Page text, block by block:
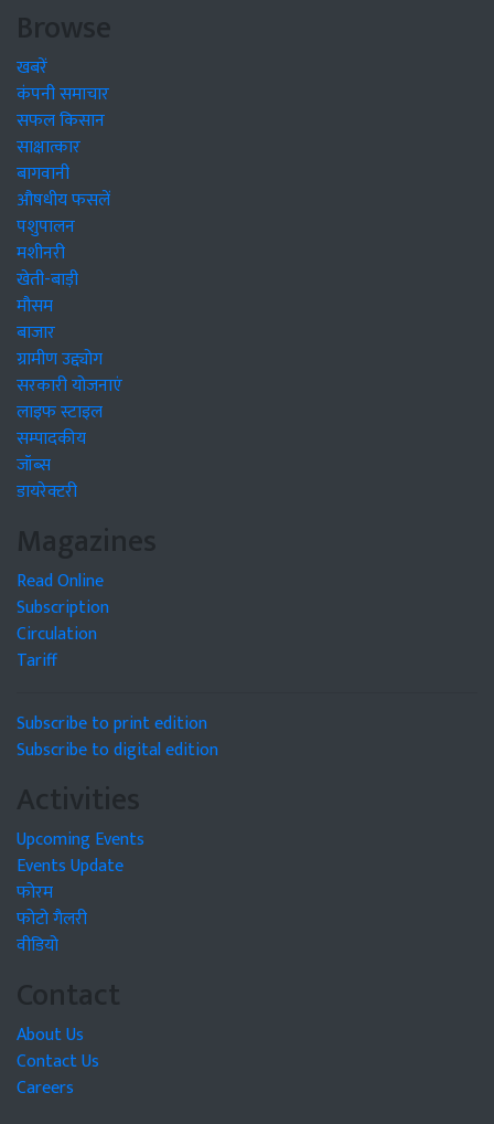
Browse
खबरें
कंपनी समाचार
सफल किसान
साक्षात्कार
बागवानी
औषधीय फसलें
पशुपालन
मशीनरी
खेती-बाड़ी
मौसम
बाजार
ग्रामीण उद्द्योग
सरकारी योजनाएं
लाइफ स्टाइल
सम्पादकीय
जॉब्स
डायरेक्टरी
Magazines
Read Online
Subscription
Circulation
Tariff
Subscribe to print edition
Subscribe to digital edition
Activities
Upcoming Events
Events Update
फोरम
फोटो गैलरी
वीडियो
Contact
About Us
Contact Us
Careers